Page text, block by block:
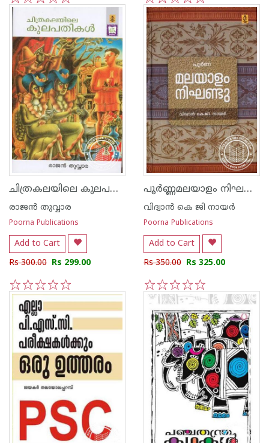
1 5
4
3
2
1
ചിത്രകലയിലെ കുലപതികള്‍
രാജ‌ന്‍ തുവ്വാര
Poorna Publications
Add to Cart
Rs 300.00 Rs 299.00
5
4
3
2
1
പൂര്‍ണ്ണമലയാളം നിഘണ്ടു
വിദ്വാ‌ന്‍ കെ ജി നായര്‍
Poorna Publications
Add to Cart
Rs 350.00 Rs 325.00
5
4
3
2